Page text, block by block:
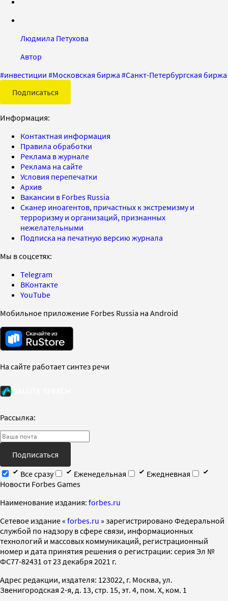
Людмила Петухова
Автор
#инвестиции #Московская биржа #Санкт-Петербургская биржа
Подписаться
Информация:
Контактная информация
Правила обработки
Реклама в журнале
Реклама на сайте
Условия перепечатки
Архив
Вакансии в Forbes Russia
Сканер иноагентов, причастных к экстремизму и
терроризму и организаций, признанных
нежелательными
Подписка на печатную версию журнала
Мы в соцсетях:
Telegram
ВКонтакте
YouTube
Мобильное приложение Forbes Russia на Android
На сайте работает синтез речи
Рассылка:
Подписаться
Все сразу
Еженедельная
Ежедневная
Новости Forbes Games
Наименование издания: forbes.ru
Cетевое издание « forbes.ru » зарегистрировано Федеральной
службой по надзору в сфере связи, информационных
технологий и массовых коммуникаций, регистрационный
номер и дата принятия решения о регистрации: серия Эл №
ФС77-82431 от 23 декабря 2021 г.
Адрес редакции, издателя: 123022, г. Москва, ул.
Звенигородская 2-я, д. 13, стр. 15, эт. 4, пом. X, ком. 1